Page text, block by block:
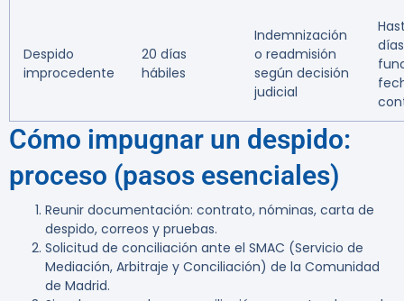
Despido
improcedente
20 días
hábiles
Indemnización
o readmisión
según decisión
judicial
Cómo impugnar un despido:
proceso (pasos esenciales)
Reunir documentación: contrato, nóminas, carta de
despido, correos y pruebas.
Solicitud de conciliación ante el SMAC (Servicio de
Mediación, Arbitraje y Conciliación) de la Comunidad
de Madrid.